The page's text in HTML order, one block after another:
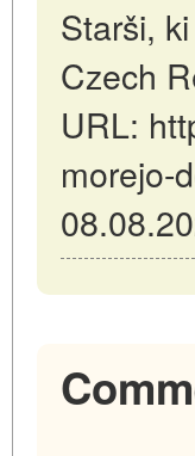
Starši,
Czech
URL:
morejo-